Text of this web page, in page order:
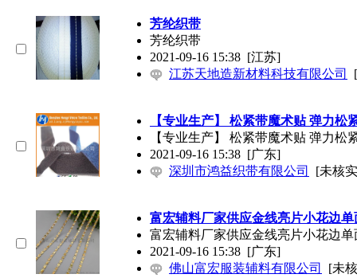
芳纶织带
芳纶织带
2021-09-16 15:38 [江苏]
江苏天地造新材料科技有限公司
【专业生产】 松紧带魔术贴 弹力松
【专业生产】 松紧带魔术贴 弹力松
2021-09-16 15:38 [广东]
深圳市鸿益织带有限公司
[未核
富宏辅料厂家供应金线亮片小花边
富宏辅料厂家供应金线亮片小花边
2021-09-16 15:38 [广东]
佛山富宏服装辅料有限公司
[未